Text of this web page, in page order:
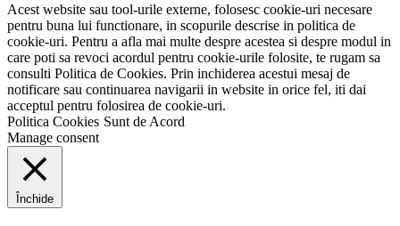
Acest website sau tool-urile externe, folosesc cookie-uri necesare
pentru buna lui functionare, in scopurile descrise in politica de
cookie-uri. Pentru a afla mai multe despre acestea si despre modul in
care poti sa revoci acordul pentru cookie-urile folosite, te rugam sa
consulti Politica de Cookies. Prin inchiderea acestui mesaj de
notificare sau continuarea navigarii in website in orice fel, iti dai
acceptul pentru folosirea de cookie-uri.
Politica Cookies Sunt de Acord
Manage consent
Închide